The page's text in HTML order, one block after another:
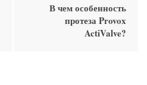
В чем особенность
протеза Provox
ActiValve?